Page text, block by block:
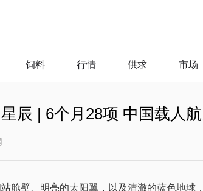
饲料 行情 供求 市场
辰 | 6个月28项 中国载人
舱壁、明亮的太阳翼，以及清澈的蓝色地